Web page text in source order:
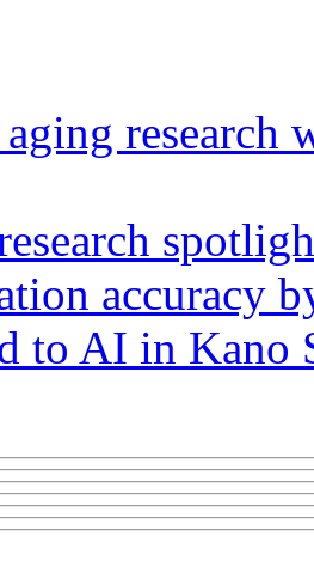
research
accuracy
to AI in Kano